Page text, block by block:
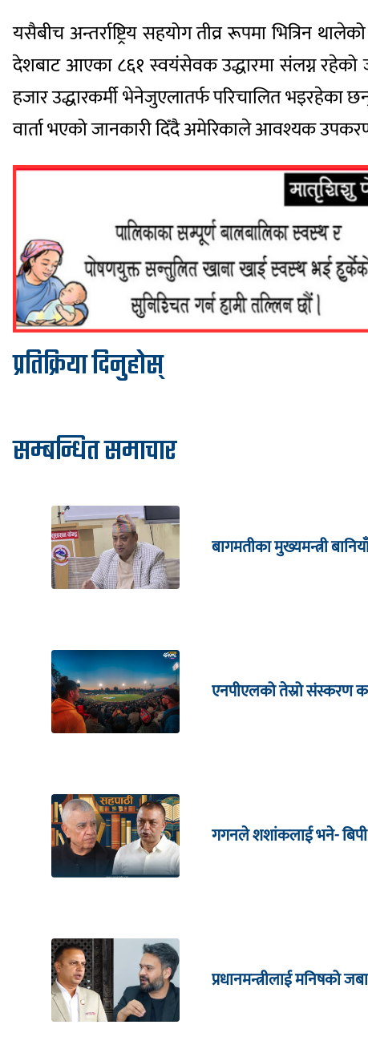
यसैबीच अन्तर्राष्ट्रिय सहयोग तीव्र रूपमा भित्रिन
देशबाट आएका ८६१ स्वयंसेवक उद्धारमा संलग्न रहेको
हजार उद्धारकर्मी भेनेजुएलातर्फ परिचालित भइरहेका छन्
वार्ता भएको जानकारी दिँदै अमेरिकाले आवश्यक
प्रतिक्रिया दिनुहोस्
सम्बन्धित समाचार
बागमतीका मुख्यमन्त्री
एनपीएलको तेस्रो संस्करण
गगनले शशांकलाई भने- बिपी
प्रधानमन्त्रीलाई मनिषको